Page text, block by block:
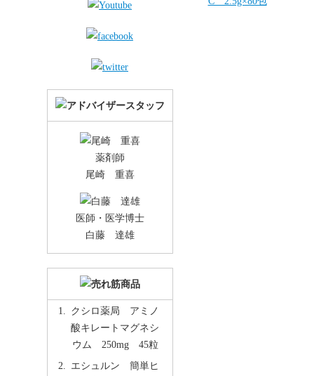
薬剤師
尾崎 重喜
医師・医学博士
白藤 達雄
クシロ薬局 アミノ
酸キレートマグネシ
ウム 250mg 45粒
エシュルン 簡単ヒ